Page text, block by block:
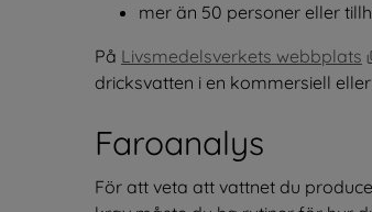
mer än 50 personer eller
På Livsmedelsverkets webbplats
dricksvatten i en kommersiell
Faroanalys
För att veta att vattnet du